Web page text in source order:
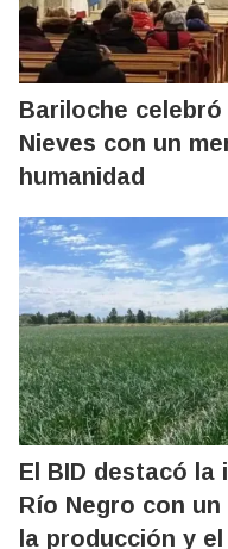
Bariloche
Nieves con un
humanidad
El BID destacó
Río Negro con
la producción y